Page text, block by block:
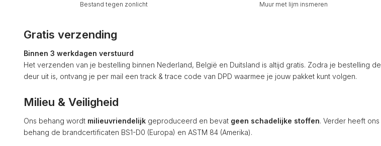
Bestand tegen zonlicht Muur met lijm insmeren
Gratis verzending
Binnen 3 werkdagen verstuurd
Het verzenden van je bestelling binnen Nederland, België en Duitsland is altijd gratis. Zodra je bestelling de
deur uit is, ontvang je per mail een track & trace code van DPD waarmee je jouw pakket kunt volgen.
Milieu & Veiligheid
Ons behang wordt milieuvriendelijk geproduceerd en bevat geen schadelijke stoffen. Verder heeft ons
behang de brandcertificaten BS1-D0 (Europa) en ASTM 84 (Amerika).